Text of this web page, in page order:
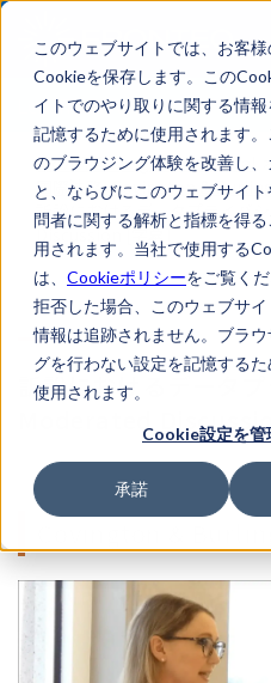
このウェブサイトでは、お客
Cookieを保存します。この
イトでのやり取りに関する情
記憶するために使用されます
のブラウジング体験を改善し
と、ならびにこのウェブサイ
問者に関する解析と指標を得
用されます。当社で使用する
は、 Cookieポリシーをご覧くだ
拒否した場合、このウェブサ
情報は追跡されません。ブラ
グを行わない設定を記憶する
使用されます。
Cookie設定を管
承諾
LegalTech AI Top
FRONTEO Legal Link Portal
国際法務,Covington &
訴訟におけるデータプライバ
Discussion [字幕]
訴訟におけるデータ
Moderated